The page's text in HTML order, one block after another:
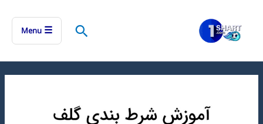
جستجو☰
Menu